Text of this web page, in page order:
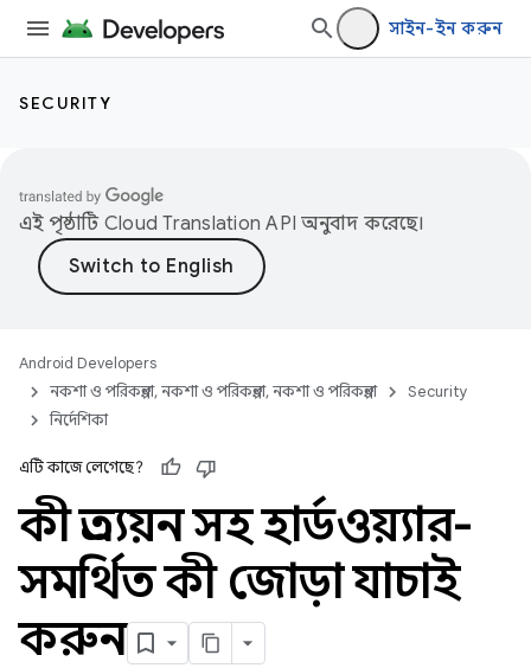
সাইন-ইন করুন
SECURITY
এই পৃষ্ঠাটি Cloud Translation API অনুবাদ করেছে।
Android Developers
নকশা ও পরিকল্পনা, নকশা ও পরিকল্পনা, নকশা ও পরিকল্পনা
Security
নির্দেশিকা
এটি কাজে লেগেছে?
কী প্রত্যয়ন সহ হার্ডওয়্যার-
সমর্থিত কী জোড়া যাচাই
করুন